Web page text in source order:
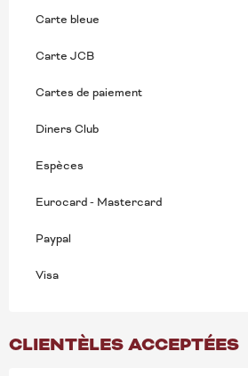
Carte bleue
Carte JCB
Cartes de paiement
Diners Club
Espèces
Eurocard - Mastercard
Paypal
Visa
CLIENTÈLES ACCEPTÉES